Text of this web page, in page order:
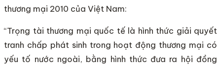
thương mại 2010 của Việt Nam:
“Trọng tài thương mại quốc tế là hình thức giải quyết
tranh chấp phát sinh trong hoạt động thương mại có
yếu tố nước ngoài, bằng hình thức đưa ra hội đồng